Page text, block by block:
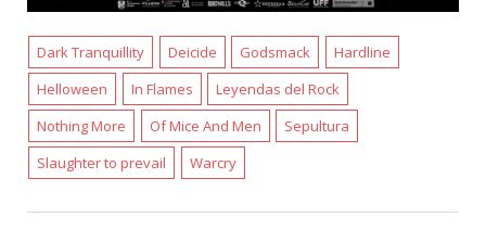
Dark Tranquillity Deicide Godsmack
Hardline
Helloween
In Flames
Leyendas del Rock
Nothing More
Of Mice And Men
Sepultura
Slaughter to prevail
Warcry